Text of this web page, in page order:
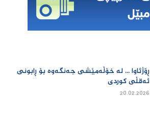
ڕۆژئاوا ... لە خۆڵەمێشی جەنگەوە بۆ ڕابونی
ئەقڵی کوردی
20.02.2026